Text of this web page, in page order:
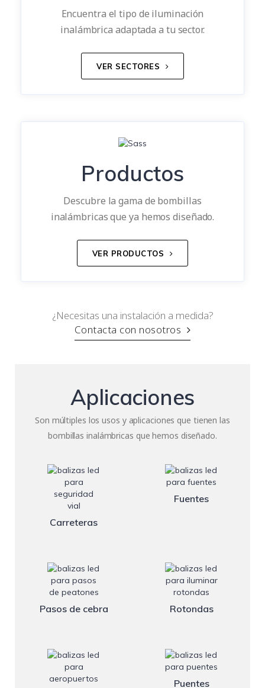
Encuentra el tipo de iluminación
inalámbrica adaptada a tu sector.
VER SECTORES
Productos
Descubre la gama de bombillas
inalámbricas que ya hemos diseñado.
VER PRODUCTOS
¿Necesitas una instalación a medida?
Contacta con nosotros
Aplicaciones
Son múltiples los usos y aplicaciones que tienen las
bombillas inalámbricas que hemos diseñado.
Carreteras
Fuentes
Pasos de cebra Rotondas
Puentes